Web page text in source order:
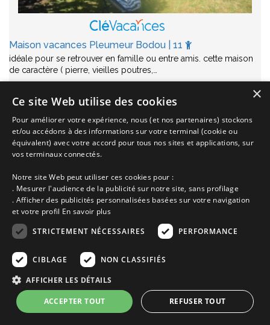
Maison vacances Pleumeur Bodou | 11
idéale pour se retrouver en famille ou entre amis. cette maison
de caractère ( pierre, vieilles poutres,…
Pleumeur Bodou proche de Saint Michel en Greve
Côte de Granit Rose
Côtes d'Armor Bretagne
de 810€ à 1400€
la semaine selon saison
Voir cette location
×
Ce site Web utilise des cookies
Pour améliorer votre expérience, nous (et nos partenaires) stockons
et/ou accédons à des informations sur votre terminal (cookie ou
équivalent) avec votre accord pour tous nos sites et applications, sur
vos terminaux connectés.
Notre site Web peut utiliser ces cookies pour :
. Mesurer l'audience de la publicité sur notre site, sans profilage
. Afficher des publicités personnalisées basées sur votre navigation
et votre profil En savoir plus
STRICTEMENT NÉCESSAIRES
PERFORMANCE
CIBLAGE NON CLASSIFIÉS
AFFICHER LES DÉTAILS
ACCEPTER TOUT REFUSER TOUT